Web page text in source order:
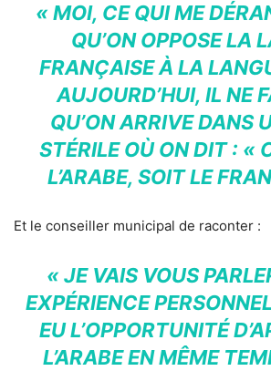
« MOI, CE QUI ME
QU’ON OPPOSE LA
FRANÇAISE À LA
AUJOURD’HUI, IL NE
QU’ON ARRIVE DANS
STÉRILE OÙ ON DIT : «
L’ARABE, SOIT LE
Et le conseiller municipal de raconter :
« JE VAIS VOUS
EXPÉRIENCE
EU L’OPPORTUNITÉ
L’ARABE EN MÊME